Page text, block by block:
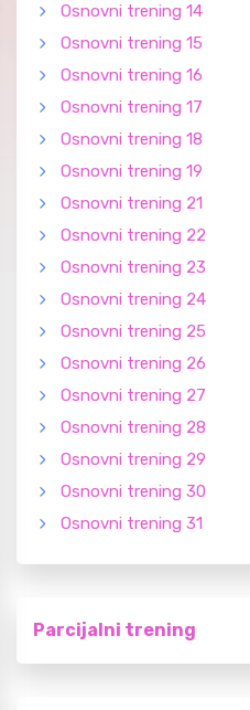
Osnovni trening 14
Osnovni trening 15
Osnovni trening 16
Osnovni trening 17
Osnovni trening 18
Osnovni trening 19
Osnovni trening 21
Osnovni trening 22
Osnovni trening 23
Osnovni trening 24
Osnovni trening 25
Osnovni trening 26
Osnovni trening 27
Osnovni trening 28
Osnovni trening 29
Osnovni trening 30
Osnovni trening 31
Parcijalni trening